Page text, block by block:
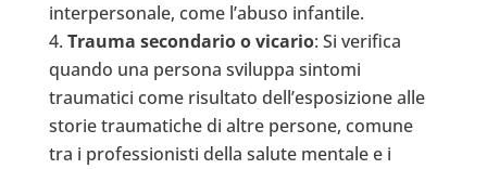
interpersonale, come l’abuso infantile.
Trauma secondario o vicario: Si verifica
quando una persona sviluppa sintomi
traumatici come risultato dell’esposizione alle
storie traumatiche di altre persone, comune
tra i professionisti della salute mentale e i